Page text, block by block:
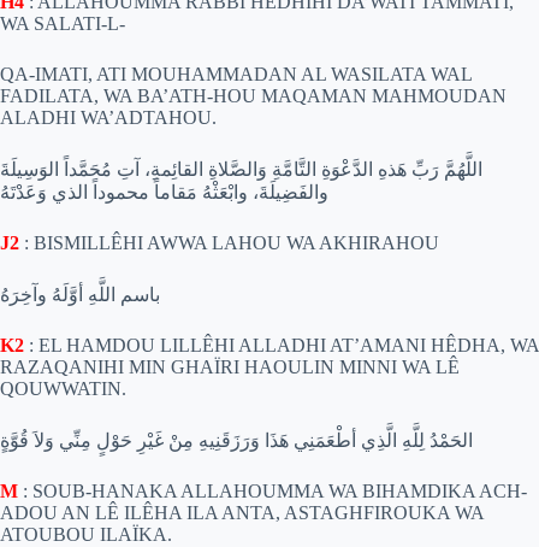
WA SALATI-L-
QA-IMATI, ATI MOUHAMMADAN AL WASILATA WAL
FADILATA, WA BA’ATH-HOU MAQAMAN MAHMOUDAN
ALADHI WA’ADTAHOU.
اللَّهُمَّ رَبِّ هَذهِ الدَّعْوَةِ التَّامَّةِ وَالصَّلاةِ القائِمةِ، آتِ مُحَمَّداً الوَسِيلَةَ
والفَضِيلَةَ، وابْعَثْهُ مَقاماً محموداً الذي وَعَدْتَهُ
J2 : BISMILLÊHI AWWA LAHOU WA AKHIRAHOU
باسم اللَّهِ أوَّلَهُ وآخِرَهُ
K2 : EL HAMDOU LILLÊHI ALLADHI AT’AMANI HÊDHA, WA
RAZAQANIHI MIN GHAÏRI HAOULIN MINNI WA LÊ
QOUWWATIN.
الحَمْدُ لِلَّهِ الَّذِي أطْعَمَنِي هَذَا وَرَزَقَنِيهِ مِنْ غَيْرِ حَوْلٍ مِنِّي وَلاَ قُوَّةٍ
M : SOUB-HANAKA ALLAHOUMMA WA BIHAMDIKA ACH-
ADOU AN LÊ ILÊHA ILA ANTA, ASTAGHFIROUKA WA
ATOUBOU ILAÏKA.